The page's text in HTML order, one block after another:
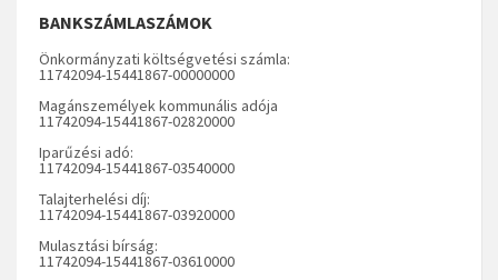
BANKSZÁMLASZÁMOK
Önkormányzati költségvetési számla:
11742094-15441867-00000000
Magánszemélyek kommunális adója
11742094-15441867-02820000
Iparűzési adó:
11742094-15441867-03540000
Talajterhelési díj:
11742094-15441867-03920000
Mulasztási bírság:
11742094-15441867-03610000